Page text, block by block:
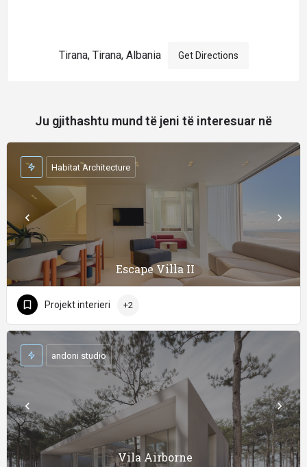
Tirana, Tirana, Albania Get Directions
Ju gjithashtu mund të jeni të interesuar në
Escape Villa II
Habitat Architecture
Projekt interieri +2
Vila Airborne
andoni studio